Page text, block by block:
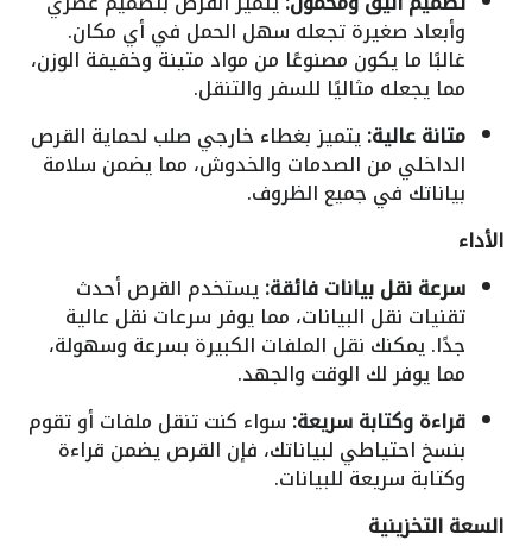
وأبعاد صغيرة تجعله سهل الحمل في أي مكان.
غالبًا ما يكون مصنوعًا من مواد متينة وخفيفة الوزن،
مما يجعله مثاليًا للسفر والتنقل.
متانة عالية:يتميز بغطاء خارجي صلب لحماية القرص
الداخلي من الصدمات والخدوش، مما يضمن سلامة
بياناتك في جميع الظروف.
الأداء
سرعة نقل بيانات فائقة:يستخدم القرص أحدث
تقنيات نقل البيانات، مما يوفر سرعات نقل عالية
جدًا. يمكنك نقل الملفات الكبيرة بسرعة وسهولة،
مما يوفر لك الوقت والجهد.
قراءة وكتابة سريعة: سواء كنت تنقل ملفات أو تقوم
بنسخ احتياطي لبياناتك، فإن القرص يضمن قراءة
وكتابة سريعة للبيانات.
السعة التخزينية